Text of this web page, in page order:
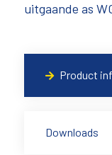
uitgaande as
Product
Downloads